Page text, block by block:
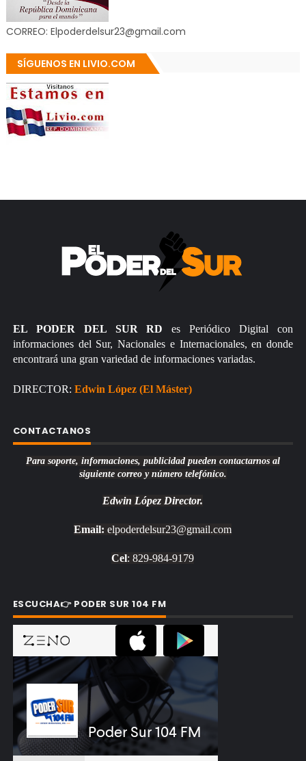
CORREO: Elpoderdelsur23@gmail.com
SÍGUENOS EN LIVIO.COM
EL PODER DEL SUR RD es Periódico Digital con
informaciones del Sur, Nacionales e Internacionales, en donde
encontrará una gran variedad de informaciones variadas.
DIRECTOR: Edwin López (El Máster)
CONTACTANOS
Para soporte, informaciones, publicidad pueden contactarnos al
siguiente correo y número telefónico.
Edwin López Director.
Email: elpoderdelsur23@gmail.com
Cel: 829-984-9179
ESCUCHA👉 PODER SUR 104 FM